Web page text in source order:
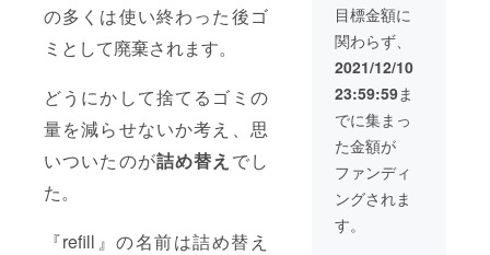
の多くは使い終わった後ゴ
ミとして廃棄されます。
どうにかして捨てるゴミの
量を減らせないか考え、思
いついたのが詰め替え でし
た。
『refill』の名前は詰め替え
目標金額に
関わらず、
2021/12/10
23:59:59ま
でに集まっ
た金額が
ファンディ
ングされま
す。